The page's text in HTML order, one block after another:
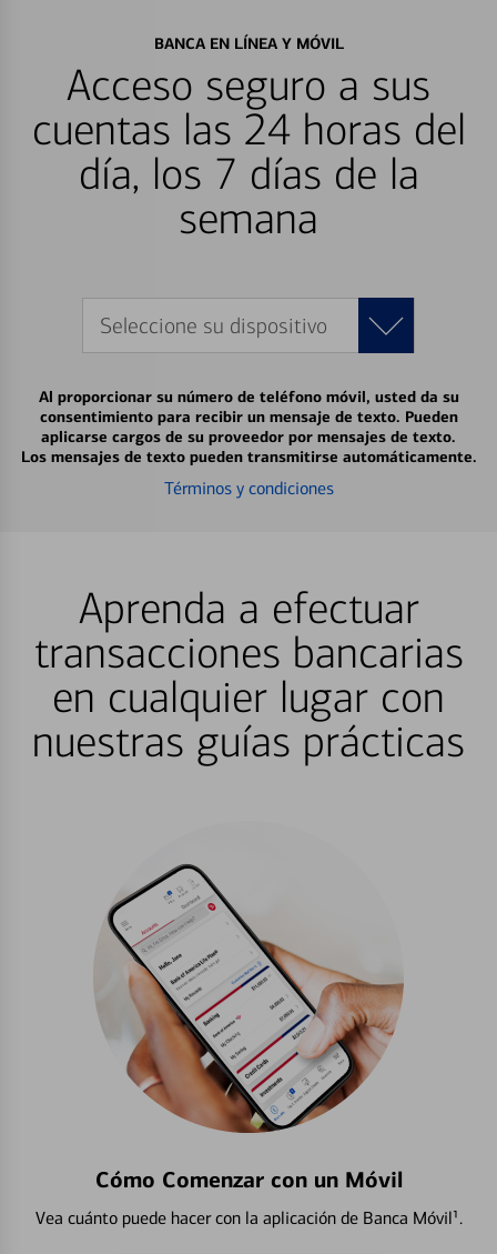
BANCA EN LÍNEA Y MÓVIL
Acceso seguro a sus
cuentas las 24 horas del
día, los 7 días de la
semana
Seleccione su dispositivo
Al proporcionar su número de teléfono móvil, usted da su
consentimiento para recibir un mensaje de texto. Pueden
aplicarse cargos de su proveedor por mensajes de texto.
Los mensajes de texto pueden transmitirse automáticamente.
Términos y condiciones
Aprenda a efectuar
transacciones bancarias
en cualquier lugar con
nuestras guías prácticas
Cómo Comenzar con un Móvil
Vea cuánto puede hacer con la aplicación de Banca Móvil¹.